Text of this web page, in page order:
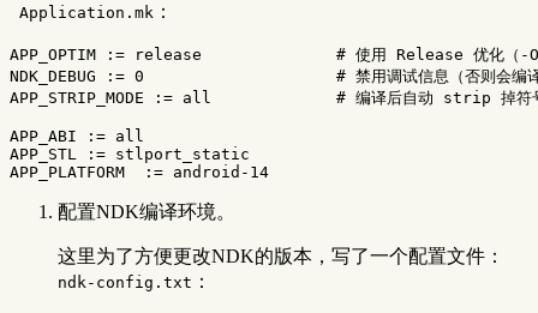
Application.mk ：
APP_OPTIM := release # 使用 Release 优化（-
NDK_DEBUG
:= 0 # 禁用调试信息（否则会编
APP_STRIP_MODE
:= all # 编译后自动 strip 掉符
APP_ABI :=
APP_STL
:=
APP_PLATFORM
:=
配置NDK编译环境。
这里为了方便更改NDK的版本，写了一个配置文件：
ndk-config.txt ：